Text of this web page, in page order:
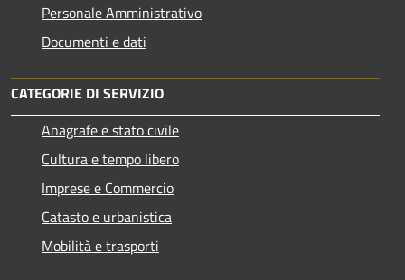
Personale Amministrativo
Documenti e dati
CATEGORIE DI SERVIZIO
Anagrafe e stato civile
Cultura e tempo libero
Imprese e Commercio
Catasto e urbanistica
Mobilità e trasporti